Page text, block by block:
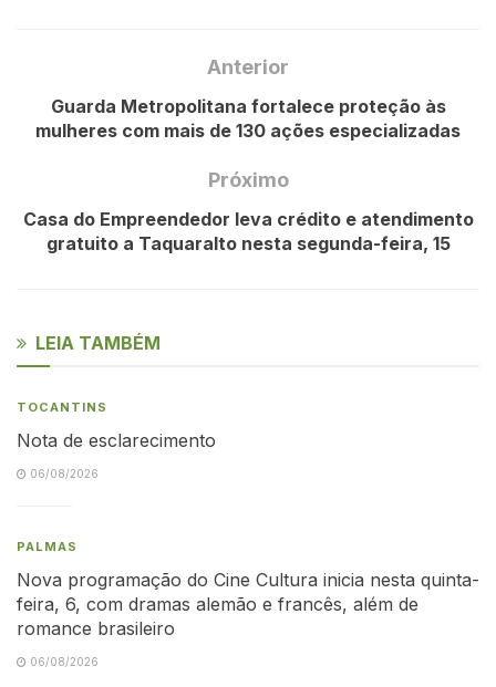
Anterior
Guarda Metropolitana fortalece proteção às
mulheres com mais de 130 ações especializadas
Próximo
Casa do Empreendedor leva crédito e atendimento
gratuito a Taquaralto nesta segunda-feira, 15
LEIA TAMBÉM
TOCANTINS
Nota de esclarecimento
06/08/2026
PALMAS
Nova programação do Cine Cultura inicia nesta quinta-
feira, 6, com dramas alemão e francês, além de
romance brasileiro
06/08/2026